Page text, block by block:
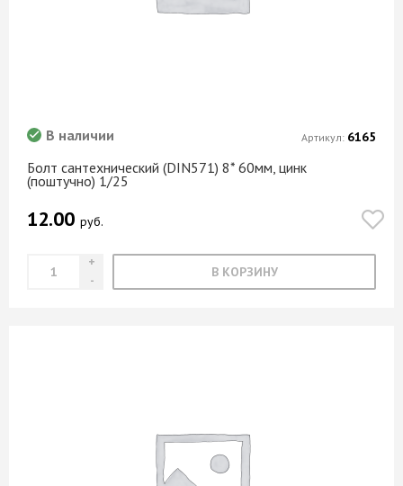
Болт сантехнический (DIN571) 8* 60мм, цинк
(поштучно) 1/25
В наличии
12.00 руб.
В КОРЗИНУ
Артикул: 6165